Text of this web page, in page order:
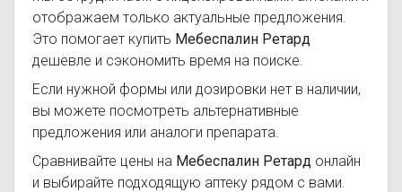
отображаем только актуальные предложения.
Это помогает купить Мебеспалин Ретард
дешевле и сэкономить время на поиске.
Если нужной формы или дозировки нет в наличии,
вы можете посмотреть альтернативные
предложения или аналоги препарата.
Сравнивайте цены на Мебеспалин Ретард онлайн
и выбирайте подходящую аптеку рядом с вами.